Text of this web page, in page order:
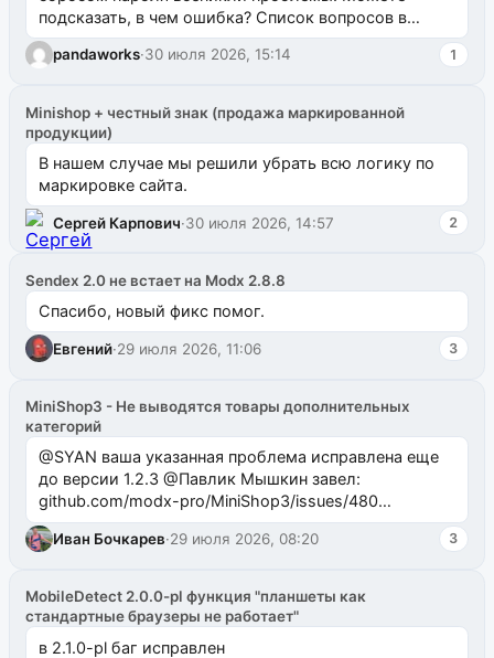
подсказать, в чем ошибка? Список вопросов в
одноименном разделе на modx.pro пока пуст, и,...
pandaworks·30 июля 2026, 15:14 1
Minishop + честный знак (продажа маркированной
продукции)
В нашем случае мы решили убрать всю логику по
маркировке сайта.
Сергей Карпович·30 июля 2026, 14:57 2
Sendex 2.0 не встает на Modx 2.8.8
Спасибо, новый фикс помог.
Евгений·29 июля 2026, 11:06 3
MiniShop3 - Не выводятся товары дополнительных
категорий
@SYAN ваша указанная проблема исправлена еще
до версии 1.2.3 @Павлик Мышкин завел:
github.com/modx-pro/MiniShop3/issues/480
github.com/modx-pro/MiniShop3/issues/481Исправим
в б...
Иван Бочкарев·29 июля 2026, 08:20 3
MobileDetect 2.0.0-pl функция "планшеты как
стандартные браузеры не работает"
в 2.1.0-pl баг исправлен